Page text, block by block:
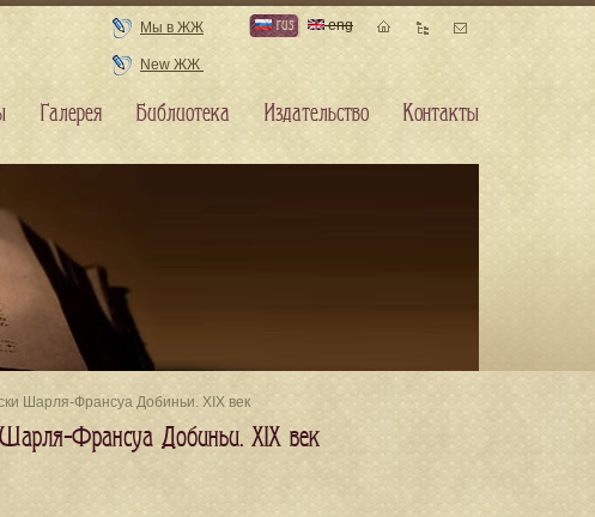
Шарля-Франсуа Добиньи. XIX век
Франсуа Добиньи. XIX век
Мы в ЖЖ
New ЖЖ
rus eng
Галерея Библиотека Издательство Контакты